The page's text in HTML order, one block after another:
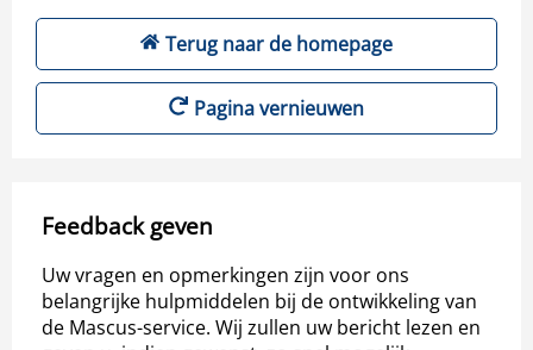
Terug naar de homepage
Pagina vernieuwen
Feedback geven
Uw vragen en opmerkingen zijn voor ons
belangrijke hulpmiddelen bij de ontwikkeling van
de Mascus-service. Wij zullen uw bericht lezen en